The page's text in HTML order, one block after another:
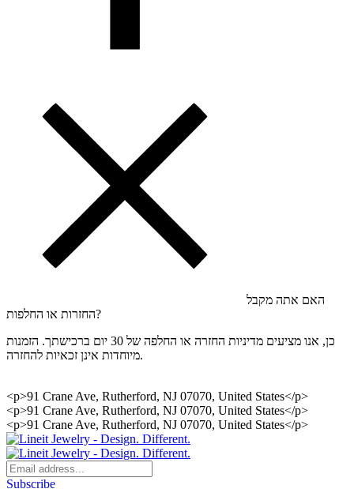
האם אתה מקבל
החזרות או החלפות?
כן, אנו מציעים מדיניות החזרה או החלפה של 30 יום ברכישתך. הזמנות
מיוחדות אינן זכאיות להחזרה.
<p>91 Crane Ave, Rutherford, NJ 07070, United States</p>
<p>91 Crane Ave, Rutherford, NJ 07070, United States</p>
<p>91 Crane Ave, Rutherford, NJ 07070, United States</p>
Subscribe